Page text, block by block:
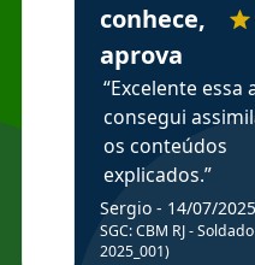
conhece,
aprova
“Excelente essa
consegui
os conteúdos
explicados.”
Sergio - 14/07/2025
SGC: CBM RJ -
2025_001)